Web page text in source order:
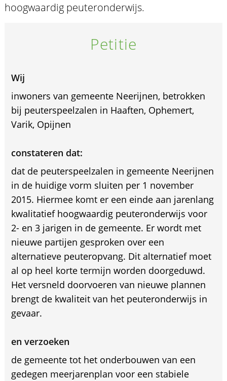
hoogwaardig peuteronderwijs.
Petitie
Wij
inwoners van gemeente Neerijnen, betrokken
bij peuterspeelzalen in Haaften, Ophemert,
Varik, Opijnen
constateren dat:
dat de peuterspeelzalen in gemeente Neerijnen
in de huidige vorm sluiten per 1 november
2015. Hiermee komt er een einde aan jarenlang
kwalitatief hoogwaardig peuteronderwijs voor
2- en 3 jarigen in de gemeente. Er wordt met
nieuwe partijen gesproken over een
alternatieve peuteropvang. Dit alternatief moet
al op heel korte termijn worden doorgeduwd.
Het versneld doorvoeren van nieuwe plannen
brengt de kwaliteit van het peuteronderwijs in
gevaar.
en verzoeken
de gemeente tot het onderbouwen van een
gedegen meerjarenplan voor een stabiele